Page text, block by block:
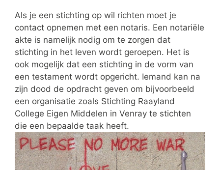
Als je een stichting op wil richten moet je
contact opnemen met een notaris. Een notariële
akte is namelijk nodig om te zorgen dat
stichting in het leven wordt geroepen. Het is
ook mogelijk dat een stichting in de vorm van
een testament wordt opgericht. Iemand kan na
zijn dood de opdracht geven om bijvoorbeeld
een organisatie zoals Stichting Raayland
College Eigen Middelen in Venray te stichten
die een bepaalde taak heeft.